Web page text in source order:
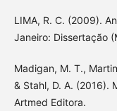
LIMA, R. C. (2009).
Janeiro: Dissertação
Madigan, M. T.,
& Stahl, D. A. (2016).
Artmed Editora.